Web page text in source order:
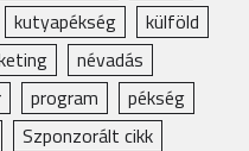
kutyapékség
külföld
névadás
program
pékség
Szponzorált cikk